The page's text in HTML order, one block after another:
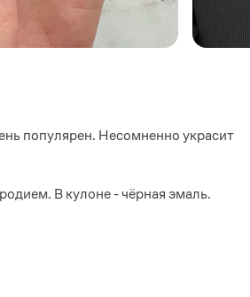
популярен. Несомненно украсит
В кулоне - чёрная эмаль.